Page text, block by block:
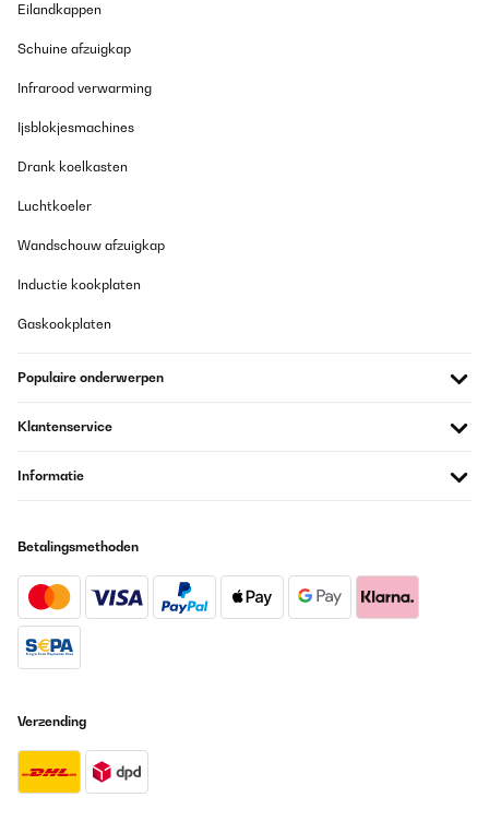
Eilandkappen
Schuine afzuigkap
Infrarood verwarming
Ijsblokjesmachines
Drank koelkasten
Luchtkoeler
Wandschouw afzuigkap
Inductie kookplaten
Gaskookplaten
Populaire onderwerpen
Klantenservice
Informatie
Betalingsmethoden
Verzending